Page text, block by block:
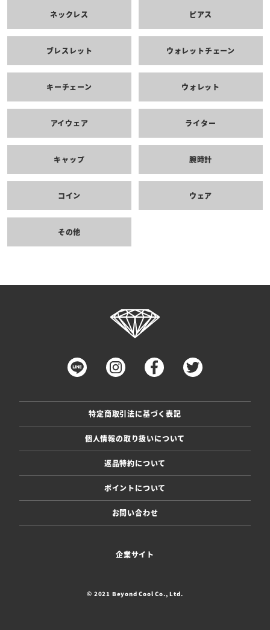
ネックレス ピアス
ブレスレット ウォレットチェーン
キーチェーン ウォレット
アイウェア ライター
キャップ 腕時計
コイン ウェア
その他
特定商取引法に基づく表記
個人情報の取り扱いについて
返品特約について
ポイントについて
お問い合わせ
企業サイト
© 2021 Beyond Cool Co., Ltd.